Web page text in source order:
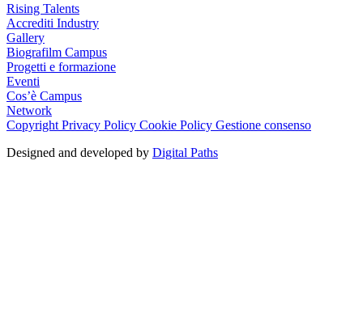
Rising Talents
Accrediti Industry
Gallery
Biografilm Campus
Progetti e formazione
Eventi
Cos’è Campus
Network
Copyright Privacy Policy Cookie Policy Gestione consenso
Designed and developed by Digital Paths